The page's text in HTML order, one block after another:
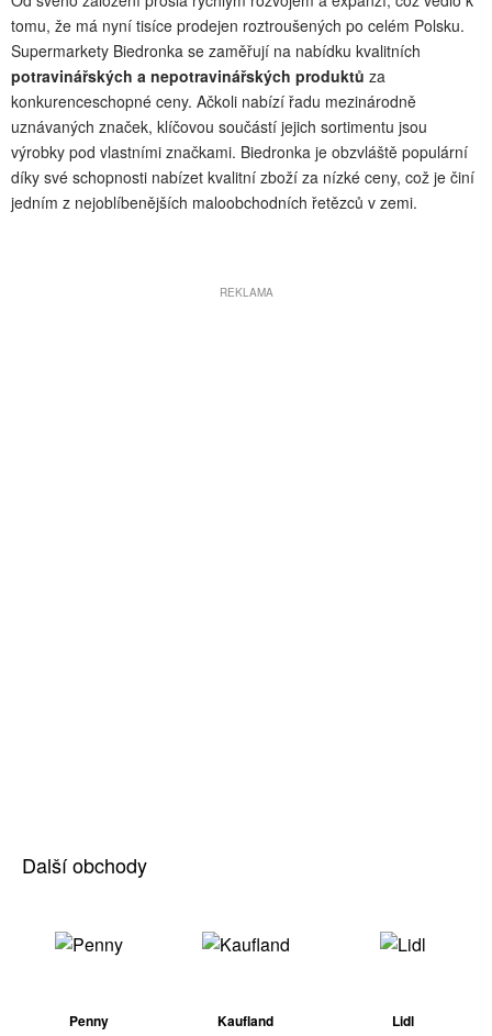
tomu, že má nyní tisíce prodejen roztroušených po celém Polsku.
Supermarkety Biedronka se zaměřují na nabídku kvalitních
potravinářských a nepotravinářských produktů za
konkurenceschopné ceny. Ačkoli nabízí řadu mezinárodně
uznávaných značek, klíčovou součástí jejich sortimentu jsou
výrobky pod vlastními značkami. Biedronka je obzvláště populární
díky své schopnosti nabízet kvalitní zboží za nízké ceny, což je činí
jedním z nejoblíbenějších maloobchodních řetězců v zemi.
REKLAMA
Další obchody
Penny Kaufland Lidl